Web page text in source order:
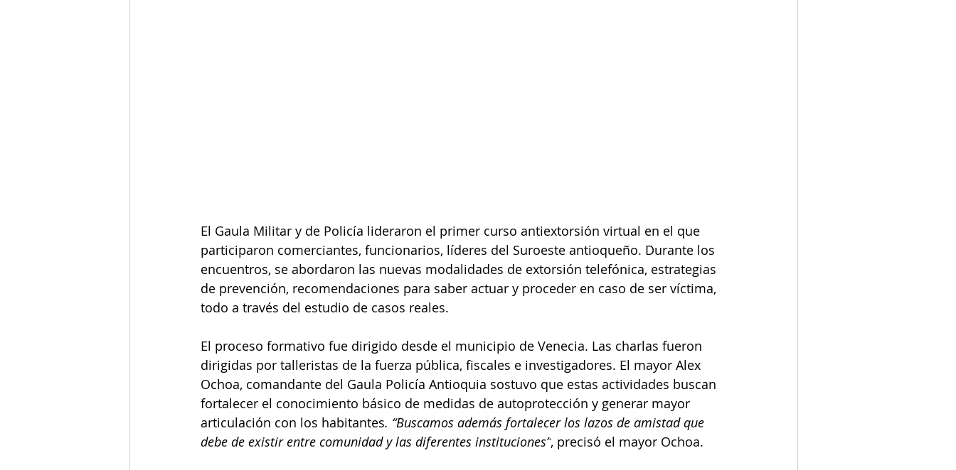
El Gaula Militar y de Policía lideraron el primer curso antiextorsión virtual en el que
participaron comerciantes, funcionarios, líderes del Suroeste antioqueño. Durante los
encuentros, se abordaron las nuevas modalidades de extorsión telefónica, estrategias
de prevención, recomendaciones para saber actuar y proceder en caso de ser víctima,
todo a través del estudio de casos reales.
El proceso formativo fue dirigido desde el municipio de Venecia. Las charlas fueron
dirigidas por talleristas de la fuerza pública, fiscales e investigadores. El mayor Alex
Ochoa, comandante del Gaula Policía Antioquia sostuvo que estas actividades buscan
fortalecer el conocimiento básico de medidas de autoprotección y generar mayor
articulación con los habitantes. “Buscamos además fortalecer los lazos de amistad que
debe de existir entre comunidad y las diferentes instituciones”, precisó el mayor Ochoa.